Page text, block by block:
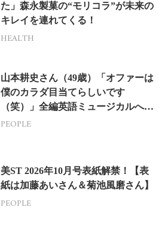
た」森永製菓の“モリコラ”が未来の
キレイを連れてくる！
HEALTH
山本耕史さん（49歳）「オファーは
僕のカラダ目当てらしいです
（笑）」全編英語ミュージカルへの
挑戦
PEOPLE
美ST 2026年10月号表紙解禁！【表
紙は加藤あいさん＆菊池風磨さん】
PEOPLE